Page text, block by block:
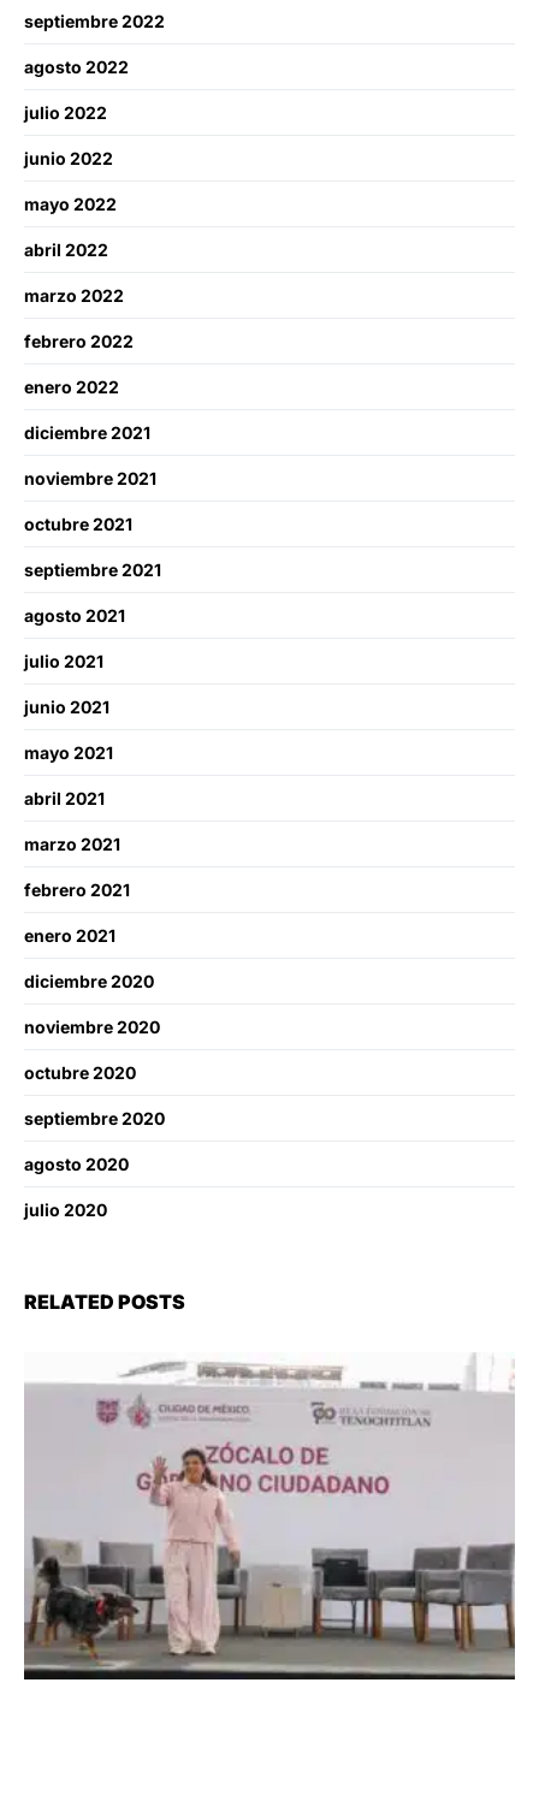
septiembre 2022
agosto 2022
julio 2022
junio 2022
mayo 2022
abril 2022
marzo 2022
febrero 2022
enero 2022
diciembre 2021
noviembre 2021
octubre 2021
septiembre 2021
agosto 2021
julio 2021
junio 2021
mayo 2021
abril 2021
marzo 2021
febrero 2021
enero 2021
diciembre 2020
noviembre 2020
octubre 2020
septiembre 2020
agosto 2020
julio 2020
RELATED POSTS